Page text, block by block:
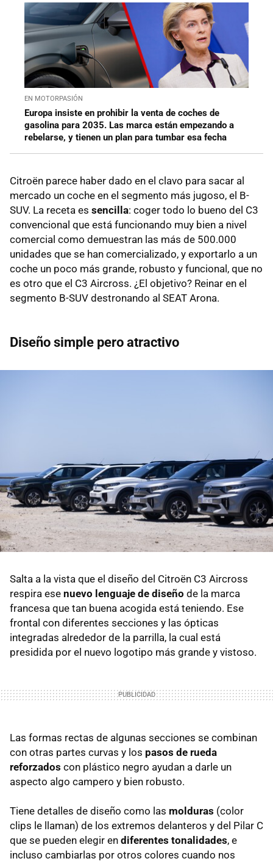
EN MOTORPASIÓN
Europa insiste en prohibir la venta de coches de
gasolina para 2035. Las marca están empezando a
rebelarse, y tienen un plan para tumbar esa fecha
Citroën parece haber dado en el clavo para sacar al
mercado un coche en el segmento más jugoso, el B-
SUV. La receta es sencilla: coger todo lo bueno del C3
convencional que está funcionando muy bien a nivel
comercial como demuestran las más de 500.000
unidades que se han comercializado, y exportarlo a un
coche un poco más grande, robusto y funcional, que no
es otro que el C3 Aircross. ¿El objetivo? Reinar en el
segmento B-SUV destronando al SEAT Arona.
Diseño simple pero atractivo
Salta a la vista que el diseño del Citroën C3 Aircross
respira ese nuevo lenguaje de diseño de la marca
francesa que tan buena acogida está teniendo. Ese
frontal con diferentes secciones y las ópticas
integradas alrededor de la parrilla, la cual está
presidida por el nuevo logotipo más grande y vistoso.
Las formas rectas de algunas secciones se combinan
con otras partes curvas y los pasos de rueda
reforzados con plástico negro ayudan a darle un
aspecto algo campero y bien robusto.
Tiene detalles de diseño como las molduras (color
clips le llaman) de los extremos delanteros y del Pilar C
que se pueden elegir en diferentes tonalidades, e
incluso cambiarlas por otros colores cuando nos